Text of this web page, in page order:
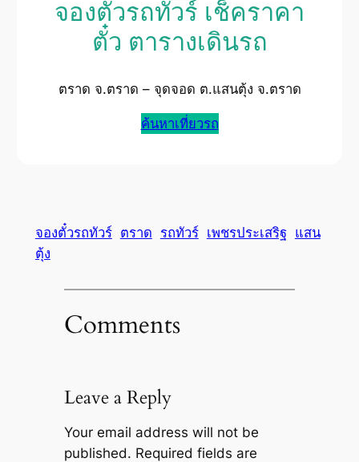
จองตั๋วรถทัวร์ เช็คราคา
ตั๋ว ตารางเดินรถ
ตราด จ.ตราด – จุดจอด ต.แสนตุ้ง จ.ตราด
ค้นหาเที่ยวรถ
จองตั๋วรถทัวร์ ตราด รถทัวร์ เพชรประเสริฐ แสน
ตุ้ง
Comments
Leave a Reply
Your email address will not be
published. Required fields are